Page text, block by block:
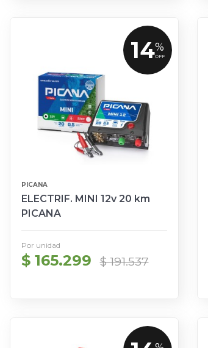
14%
OFF
PICANA
ELECTRIF. MINI 12v 20 km
PICANA
Por unidad
$ 165.299 $ 191.537